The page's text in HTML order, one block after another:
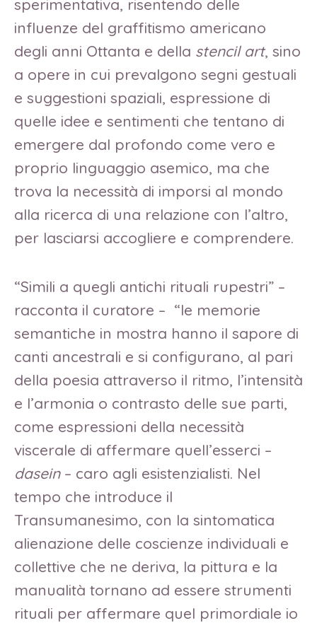
sperimentativa, risentendo delle
influenze del graffitismo americano
degli anni Ottanta e della stencil art, sino
a opere in cui prevalgono segni gestuali
e suggestioni spaziali, espressione di
quelle idee e sentimenti che tentano di
emergere dal profondo come vero e
proprio linguaggio asemico, ma che
trova la necessità di imporsi al mondo
alla ricerca di una relazione con l’altro,
per lasciarsi accogliere e comprendere.
“Simili a quegli antichi rituali rupestri” –
racconta il curatore – “le memorie
semantiche in mostra hanno il sapore di
canti ancestrali e si configurano, al pari
della poesia attraverso il ritmo, l’intensità
e l’armonia o contrasto delle sue parti,
come espressioni della necessità
viscerale di affermare quell’esserci –
dasein – caro agli esistenzialisti. Nel
tempo che introduce il
Transumanesimo, con la sintomatica
alienazione delle coscienze individuali e
collettive che ne deriva, la pittura e la
manualità tornano ad essere strumenti
rituali per affermare quel primordiale io